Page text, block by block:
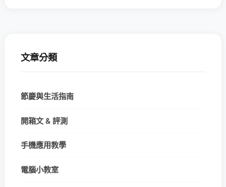
文章分類
節慶與生活指南
開箱文 & 評測
手機應用教學
電腦小教室